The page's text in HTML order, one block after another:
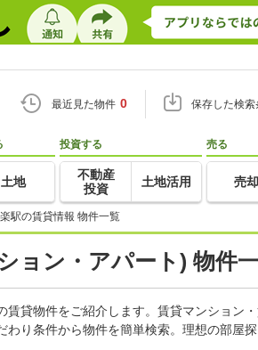
最近見た物件 0 保存した検索
土地
投資する
不動産
投資
土地活用
売る
売却
駅の賃貸情報 物件一覧
ョン・アパート) 物件
貸物件をご紹介します。賃貸マンション
り条件から物件を簡単検索。理想の部屋